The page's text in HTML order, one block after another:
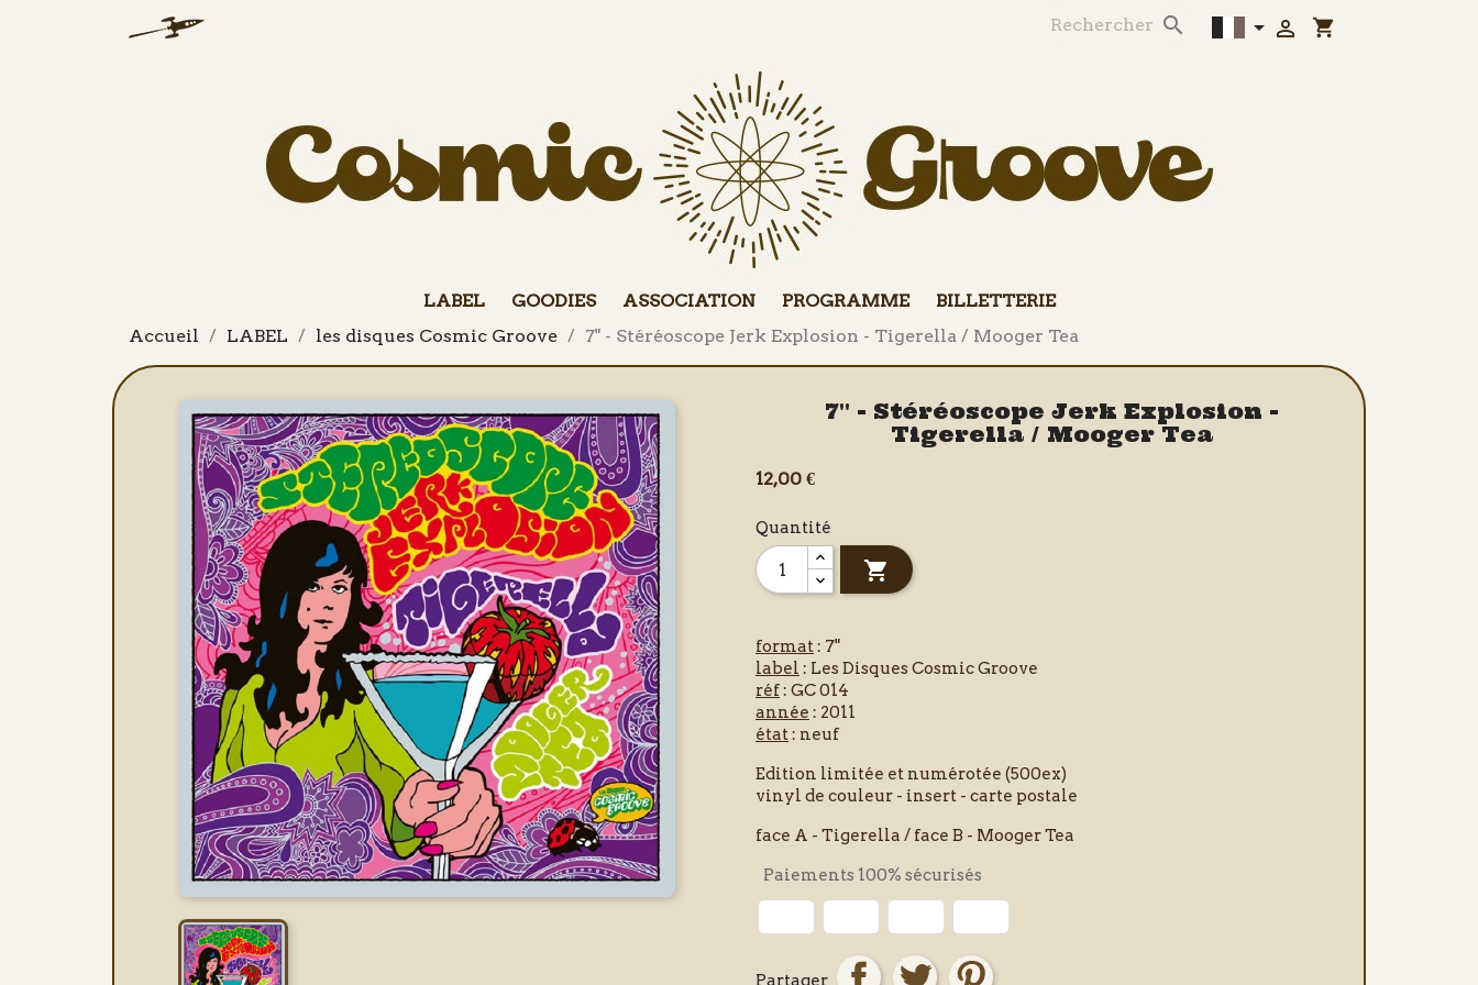
   shopping_cart
LABEL GOODIES ASSOCIATION PROGRAMME
BILLETTERIE
Accueil
LABEL les disques Cosmic Groove 7" - Stéréoscope Jerk Explosion - Tigerella / Mooger Tea
7" - Stéréoscope Jerk Explosion -
Tigerella / Mooger Tea
12,00 €
Quantité

format: 7"
label : Les Disques Cosmic Groove
réf: GC 014
année : 2011
état: neuf
Edition limitée et numérotée (500ex)
vinyl de couleur - insert - carte postale
face A - Tigerella / face B - Mooger Tea
Paiements 100% sécurisés
Partager